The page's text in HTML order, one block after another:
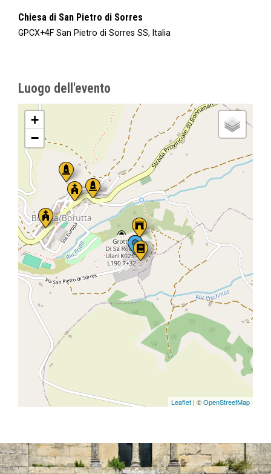
Chiesa di San Pietro di Sorres
GPCX+4F San Pietro di Sorres SS, Italia
Luogo dell'evento
+
−
Leaflet | ©OpenStreetMap